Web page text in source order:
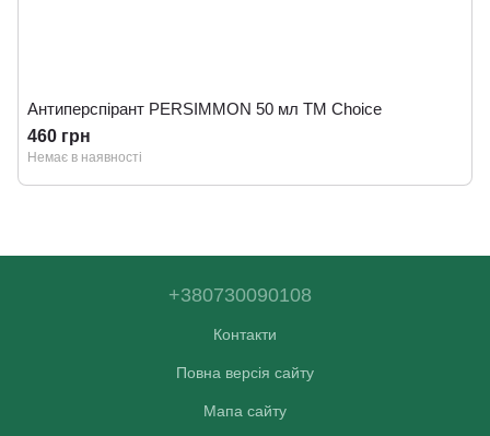
Антиперспірант PERSIMMON 50 мл ТМ Сhoice
460 грн
Немає в наявності
+380730090108
Контакти
Повна версія сайту
Мапа сайту